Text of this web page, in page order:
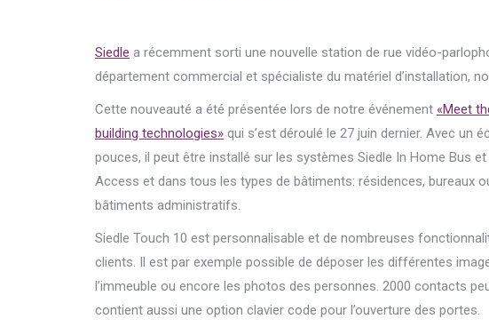
Siedle a récemment sorti une nouvelle station de rue vidéo-
département commercial et spécialiste du matériel d’installation,
Cette nouveauté a été présentée lors de notre événement «Meet
building technologies» qui s’est déroulé le 27 juin dernier. Avec un
pouces, il peut être installé sur les systèmes Siedle In Home Bus et
Access et dans tous les types de bâtiments: résidences, bureaux
bâtiments administratifs.
Siedle Touch 10 est personnalisable et de nombreuses
clients. Il est par exemple possible de déposer les différentes
l’immeuble ou encore les photos des personnes. 2000 contacts
contient aussi une option clavier code pour l’ouverture des portes.